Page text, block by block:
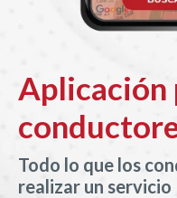
Aplicación
Todo lo que los
realizar un servicio